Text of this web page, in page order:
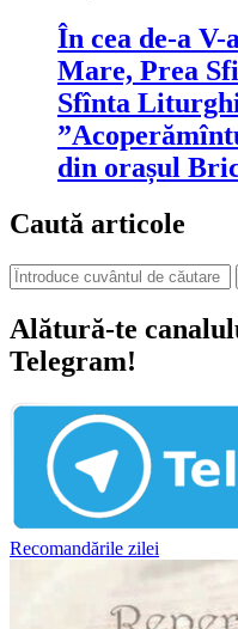
În cea de-a
Mare, Prea
Sfînta
din orașul
Caută articole
Alătură-te
Telegram!
Recomandările zilei